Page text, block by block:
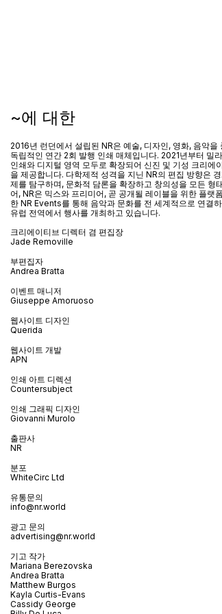
~에 대한
2016년 런던에서 설립된 NR은 예술, 디자인, 영화, 음악을
독립적인 연간 2회 발행 인쇄 매체입니다. 2021년부터 밀
인쇄와 디지털 영역 모두로 확장되어 신진 및 기성 크리에
을 제공합니다. 다학제적 성격을 지닌 NR의 편집 방향은
제를 탐구하며, 문화적 담론을 확장하고 창의성을 모든 형
어, NR은 믹스와 프리미어, 곧 공개될 레이블을 위한 플랫
한 NR Events를 통해 음악과 문화를 전 세계적으로 연결
유럽 전역에서 행사를 개최하고 있습니다.
크리에이티브 디렉터 겸 편집장
Jade Removille
부편집자
Andrea Bratta
이벤트 매니저
Giuseppe Amoruoso
웹사이트 디자인
Querida
웹사이트 개발
APN
인쇄 아트 디렉션
Countersubject
인쇄 그래픽 디자인
Giovanni Murolo
출판사
NR
분포
WhiteCirc Ltd
유통문의
info@nr.world
광고 문의
advertising@nr.world
기고 작가
Mariana Berezovska
Andrea Bratta
Matthew Burgos
Kayla Curtis-Evans
Cassidy George